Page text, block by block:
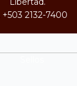
+503 2132-7400